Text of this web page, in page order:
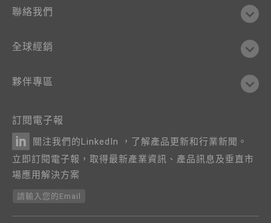
聯絡我們
全球經銷
夥伴專區
訂閱電子報
關注我們的LinkedIn ，了解產品更新和行業新聞。
立即訂閱電子報，取得最新產業資訊、產品訊息及垂直市
場應用解決方案
請輸入您的Email